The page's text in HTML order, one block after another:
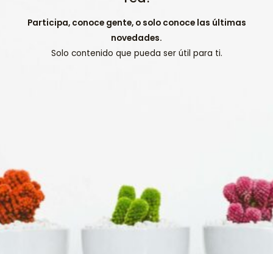
Participa, conoce gente, o solo conoce las últimas
novedades.
Solo contenido que pueda ser útil para ti.